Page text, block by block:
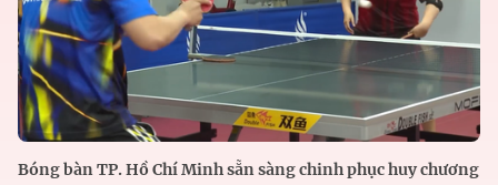
Bóng bàn TP. Hồ Chí Minh sẵn sàng chinh phục huy chương